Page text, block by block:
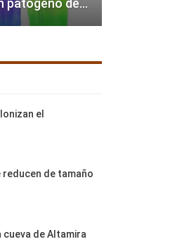
patógeno de…
el
reducen de tamaño
cueva de Altamira